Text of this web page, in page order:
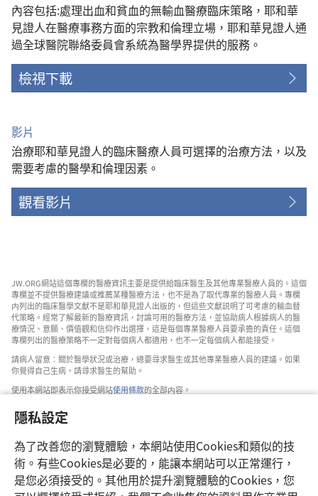
隱私設定
為了改善您的瀏覽體驗，本網站使用Cookies和類似的技
術。有些Cookies是必要的，能讓本網站可以正常運行，
是您必須接受的。其他用於提升瀏覽體驗的Cookies，您
內容包括:處理出血和貧血的無輸血醫療臨床策略，耶和華
見證人在醫療事務方面的宗教和倫理立場，耶和華見證人通
過全球醫院聯絡委員會系統為醫學界提供的服務。
檢視下載
影片
治療耶和華見證人的臨床醫療人員可選擇的治療方法，以及
需要考慮的醫學和倫理因素。
觀看影片
JW.ORG網站這個專欄的醫療資訊主要是提供給臨床醫生及其他專業醫療人員的。這個
專欄並不提供醫療建議或推薦某種醫療方法，也不是為了取代專業的醫療人員。專欄
内列出的臨床醫學文獻不是耶和華見證人出版的，但這些文獻説明了可考慮的輸血替
代策略。經常了解最新的醫療資訊，討論可用的醫療方法，並協助病人根據病人的醫
療情況、意願、價值觀和信仰作出選擇，這是每個專業醫療人員要承擔的責任。這個
專欄列出的醫療策略不一定對每個病人都適用，也不一定每個病人都能接受。
請病人留意：關於醫學狀況或治療，總要尋求醫生或其他專業醫療人員的建議。如果
你覺得自己生病，請尋求醫生的幫助。
使用本網站即表示你接受網站使用條款的全部内容。
設定外觀